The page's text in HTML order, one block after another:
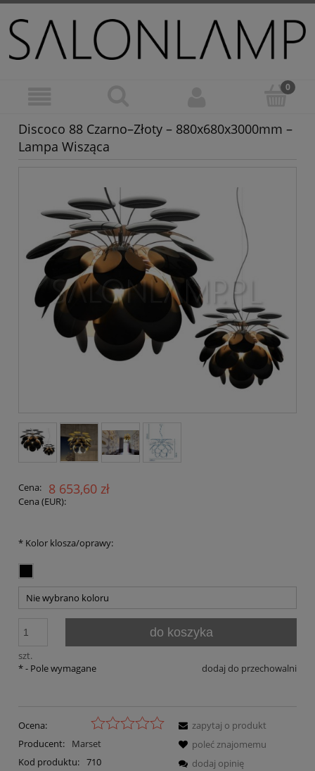
Discoco 88 Czarno–Złoty – 880x680x3000mm –
Lampa Wisząca
Cena: 8 653,60 zł
Cena (EUR):
* Kolor klosza/oprawy:
szt.
do koszyka
dodaj do przechowalni
*- Pole wymagane
Ocena:
Producent:
Marset
Kod produktu: 710
zapytaj o produkt
poleć znajomemu
dodaj opinię